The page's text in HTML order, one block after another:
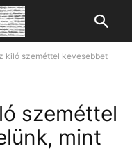
kiló szeméttel kevesebbet
szeméttel
mint